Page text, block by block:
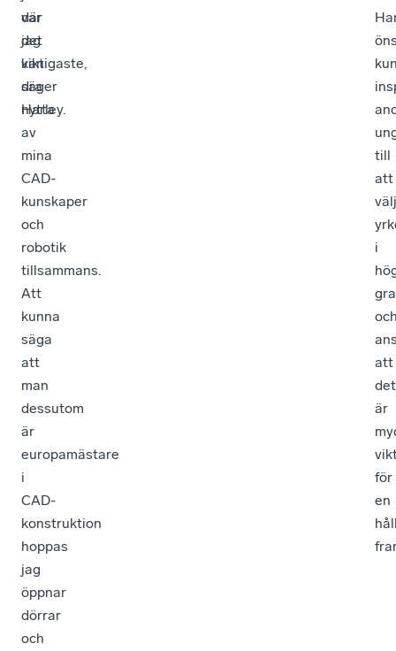
var
det
viktigaste,
säger
Harley.
där
jag
kan
dra
nytta
av
mina
CAD-
kunskaper
och
robotik
tillsammans.
Att
kunna
säga
att
man
dessutom
är
europamästare
i
CAD-
konstruktion
hoppas
jag
öppnar
dörrar
och
till
att
i
att
det
är
för
en